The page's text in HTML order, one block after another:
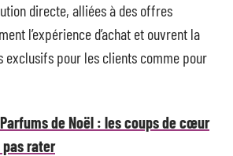
directe, alliées à des offres
l’expérience d’achat et ouvrent la
exclusifs pour les clients comme pour
Parfums de Noël : les coups de cœur
pas rater